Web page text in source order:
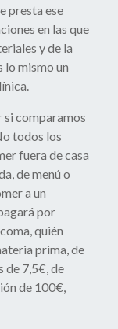
presta ese
en las que
y de la
lo mismo un
si comparamos
todos los
fuera de casa
de menú o
a un
por
quién
prima, de
de 7,5€, de
de 100€,